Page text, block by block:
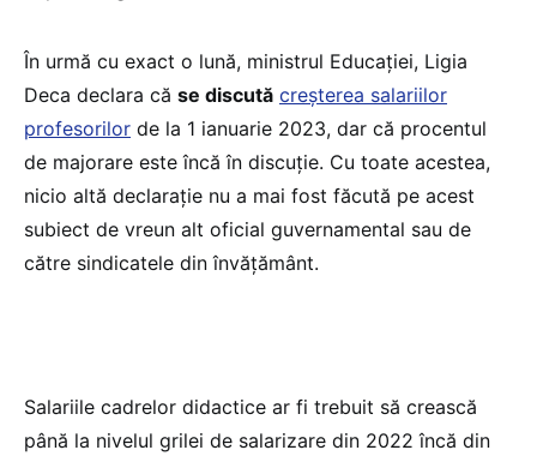
În urmă cu exact o lună, ministrul Educației, Ligia
Deca declara că se discută creșterea salariilor
profesorilor de la 1 ianuarie 2023, dar că procentul
de majorare este încă în discuție. Cu toate acestea,
nicio altă declarație nu a mai fost făcută pe acest
subiect de vreun alt oficial guvernamental sau de
către sindicatele din învățământ.
Salariile cadrelor didactice ar fi trebuit să crească
până la nivelul grilei de salarizare din 2022 încă din